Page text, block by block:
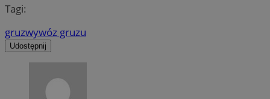
Tagi:
gruzwywóz gruzu
Udostępnij